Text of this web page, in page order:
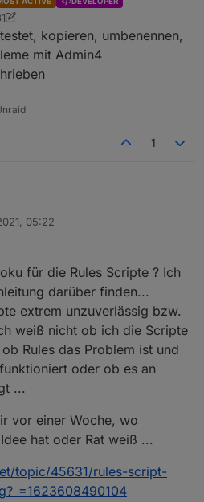
oder am Admin?? Das eine Issue
worden
kopieren, umbenennen,
mit Admin4
1
05:22
für die Rules Scripte ? Ich
darüber finden...
extrem unzuverlässig bzw.
weiß nicht ob ich die Scripte
Rules das Problem ist und
oder ob es an
...
vor einer Woche, wo
hat oder Rat weiß ...
topic/45631/rules-script-